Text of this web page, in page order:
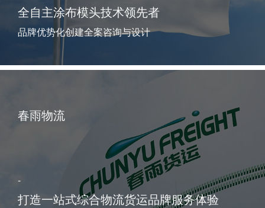
全自主涂布模头技术领先者
品牌优势化创建全案咨询与设计
春雨物流
-
打造一站式综合物流货运品牌服务体验